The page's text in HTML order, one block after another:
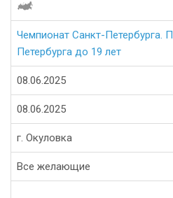
Чемпионат Санкт-Петербурга.
Петербурга до 19 лет
08.06.2025
08.06.2025
г. Окуловка
Все желающие